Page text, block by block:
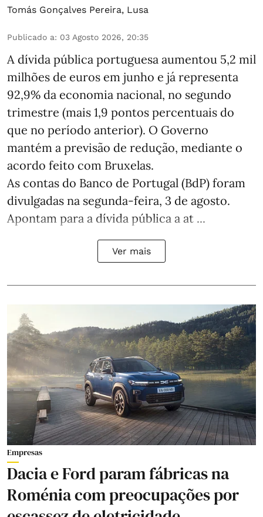
Tomás Gonçalves Pereira, Lusa
Publicado a: 03 Agosto 2026, 20:35
A dívida pública portuguesa aumentou 5,2 mil
milhões de euros em junho e já representa
92,9% da economia nacional, no segundo
trimestre (mais 1,9 pontos percentuais do
que no período anterior). O Governo
mantém a previsão de redução, mediante o
acordo feito com Bruxelas.
As contas do Banco de Portugal (BdP) foram
divulgadas na segunda-feira, 3 de agosto.
Apontam para a dívida pública a at ...
Ver mais
Empresas
Dacia e Ford param fábricas na
Roménia com preocupações por